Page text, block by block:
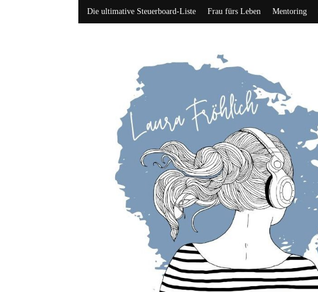
Die ultimative Steuerboard-Liste Frau fürs Leben Mentoring